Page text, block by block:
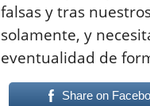
falsas y tras
solamente, y
eventualidad de
Share on